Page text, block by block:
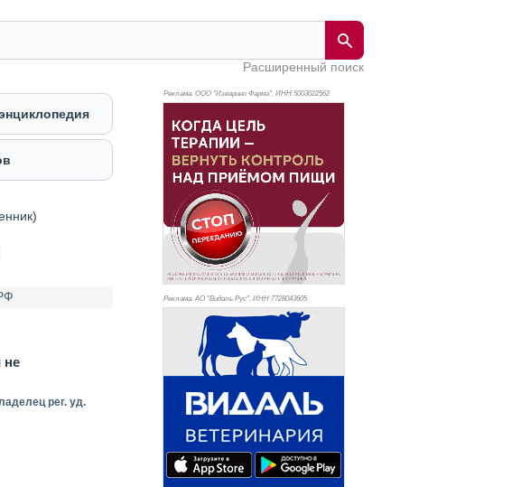
Расширенный поиск
не
рег. уд.
Реклама. ООО "Изварино Фарма", ИНН 5003022562
Реклама. АО "Видаль Рус", ИНН 7728043605